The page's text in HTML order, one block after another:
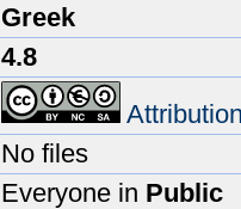
Greek
4.8
No files
Everyone in Public